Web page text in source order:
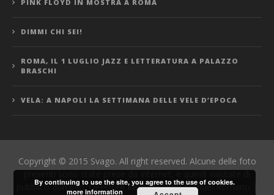
PINK FLOYD IN MOSTRA A ROMA
DIMMI CHI SEI!
ROMA, IL 1 LUGLIO JAZZ E LETTERATURA A PALAZZO
BRASCHI
VELA: A NAPOLI LA SETTIMANA DELLE VELE D’EPOCA
Copyright © 2015 Svago. All right reserved. Alcune delle foto
presenti sono state prese da Internet, e quindi valutate di
pubblico dominio. Direttore Responsabile: Manuel Romano |
By continuing to use the site, you agree to the use of cookies.
more information